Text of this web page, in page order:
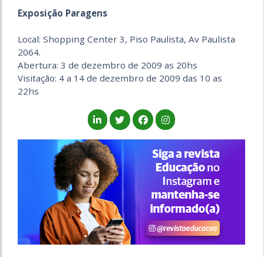
Exposição Paragens
Local: Shopping Center 3, Piso Paulista, Av Paulista
2064.
Abertura: 3 de dezembro de 2009 as 20hs
Visitação: 4 a 14 de dezembro de 2009 das 10 as
22hs